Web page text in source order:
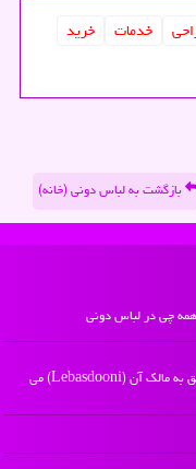
خدمات
خرید
بازگشت به لباس دونی (خانه)
چی در لباس دونی
lebasdooni.ir - مالکیت معنوی سایت لباس دونی متعلق به مالک آن (Lebasdooni) می